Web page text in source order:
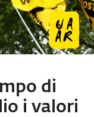
di
i valori